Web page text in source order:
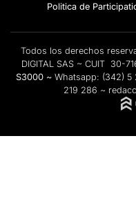
Politica de
Todos los derechos
DIGITAL SAS ~ CUIT 30-
S3000 ~ Whatsapp: (342) 5
219 286 ~